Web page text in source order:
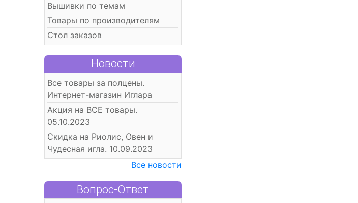
Вышивки по темам
Товары по производителям
Стол заказов
Новости
Все товары за полцены.
Интернет-магазин Иглара
Акция на ВСЕ товары.
05.10.2023
Скидка на Риолис, Овен и
Чудесная игла. 10.09.2023
Все новости
Вопрос-Ответ